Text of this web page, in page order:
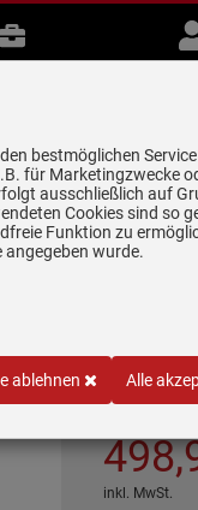
Beratung
498,
inkl. MwSt.
bestmöglichen
für Marketingzwecke
ausschließlich auf
Cookies sind so
Funktion zu
angegeben wurde.
ablehnen Alle